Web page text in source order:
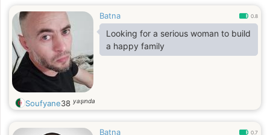
Batna 0.8
Looking for a serious woman to build
a happy family
Soufyane38 yaşında
Batna 0.7